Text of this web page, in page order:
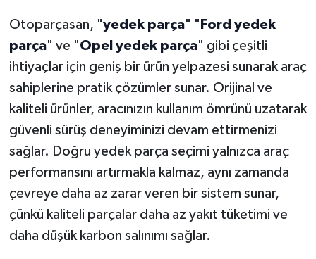
Otoparçasan, "yedek parça" " Ford yedek
parça" ve "Opel yedek parça" gibi çeşitli
ihtiyaçlar için geniş bir ürün yelpazesi sunarak araç
sahiplerine pratik çözümler sunar. Orijinal ve
kaliteli ürünler, aracınızın kullanım ömrünü uzatarak
güvenli sürüş deneyiminizi devam ettirmenizi
sağlar. Doğru yedek parça seçimi yalnızca araç
performansını artırmakla kalmaz, aynı zamanda
çevreye daha az zarar veren bir sistem sunar,
çünkü kaliteli parçalar daha az yakıt tüketimi ve
daha düşük karbon salınımı sağlar.